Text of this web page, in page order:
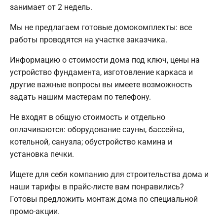
занимает от 2 недель.
Мы не предлагаем готовые домокомплекты: все
работы проводятся на участке заказчика.
Информацию о стоимости дома под ключ, цены на
устройство фундамента, изготовление каркаса и
другие важные вопросы вы имеете возможность
задать нашим мастерам по телефону.
Не входят в общую стоимость и отдельно
оплачиваются: оборудование сауны, бассейна,
котельной, санузла; обустройство камина и
установка печки.
Ищете для себя компанию для строительства дома и
наши тарифы в прайс-листе вам понравились?
Готовы предложить монтаж дома по специальной
промо-акции.